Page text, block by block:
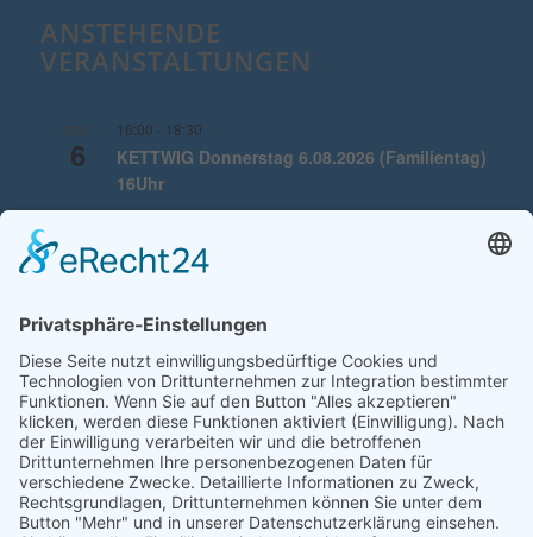
ANSTEHENDE
VERANSTALTUNGEN
AUG.
6
16:00 - 18:30
KETTWIG Donnerstag 6.08.2026 (Familientag)
16Uhr
7 KETTWIG Freitag 7.08.26 (Familientag) 16Uhr
8 KETTWIG Samstag 8.08.26 16Uhr
Kalender anzeigen
WICHTIGE INFORMATIONEN